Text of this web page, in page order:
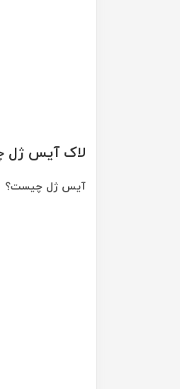
لاک آیس ژل
آیس ژل چیست؟